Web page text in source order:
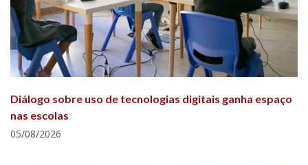
Diálogo sobre uso de tecnologias digitais ganha espaço
nas escolas
05/08/2026